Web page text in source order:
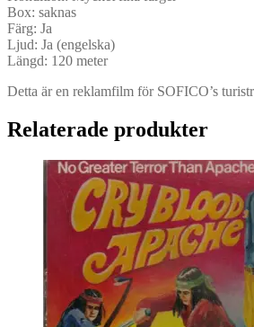
Box: saknas
Färg: Ja
Ljud: Ja (engelska)
Längd: 120 meter
Detta är en reklamfilm för SOFICO’s
Relaterade produkter